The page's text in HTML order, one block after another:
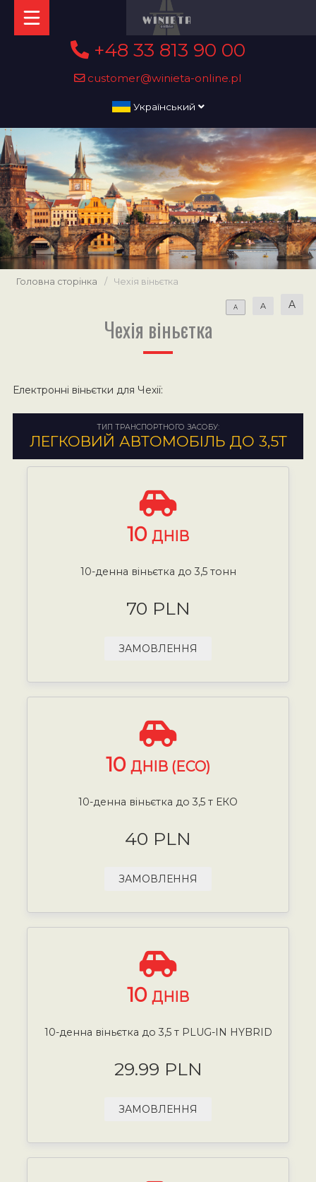
+48 33 813 90 00
customer@winieta-online.pl
Український
Головна сторінка / Чехія віньєтка
A A A
Чехія віньєтка
Електронні віньєтки для Чехії:
ТИП ТРАНСПОРТНОГО ЗАСОБУ:
ЛЕГКОВИЙ АВТОМОБІЛЬ ДО 3,5Т
10 ДНІВ
10-денна віньєтка до 3,5 тонн
70 PLN
ЗАМОВЛЕННЯ
10 ДНІВ (ECO)
10-денна віньєтка до 3,5 т ЕКО
40 PLN
ЗАМОВЛЕННЯ
10 ДНІВ
10-денна віньєтка до 3,5 т PLUG-IN HYBRID
29.99 PLN
ЗАМОВЛЕННЯ